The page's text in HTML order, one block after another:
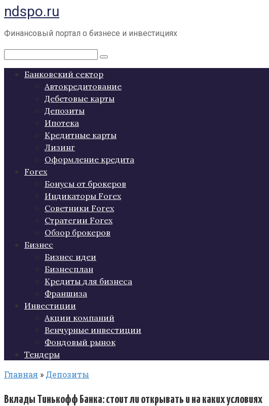
Перейти
к
контенту
ndspo.ru
Финансовый портал о бизнесе и инвестициях
Поиск:
Банковский сектор
Автокредитование
Дебетовые карты
Депозиты
Ипотека
Кредитные карты
Лизинг
Оформление кредита
Forex
Бонусы от брокеров
Индикаторы Forex
Советники Forex
Стратегии Forex
Обзор брокеров
Бизнес
Бизнес идеи
Бизнесплан
Кредиты для бизнеса
Франшиза
Инвестиции
Акции компаний
Венчурные инвестиции
Фондовый рынок
Тендеры
Главная » Депозиты
Вклады Тинькофф Банка: стоит ли открывать и на каких условиях